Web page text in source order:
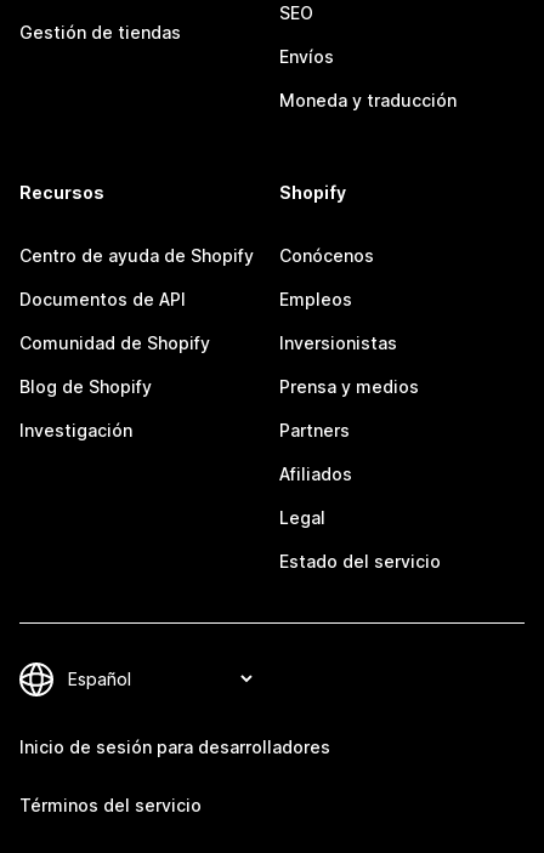
Gestión de tiendas
SEO
Envíos
Moneda y traducción
Recursos
Centro de ayuda de Shopify
Documentos de API
Comunidad de Shopify
Blog de Shopify
Investigación
Shopify
Conócenos
Empleos
Inversionistas
Prensa y medios
Partners
Afiliados
Legal
Estado del servicio
Inicio de sesión para desarrolladores
Términos del servicio